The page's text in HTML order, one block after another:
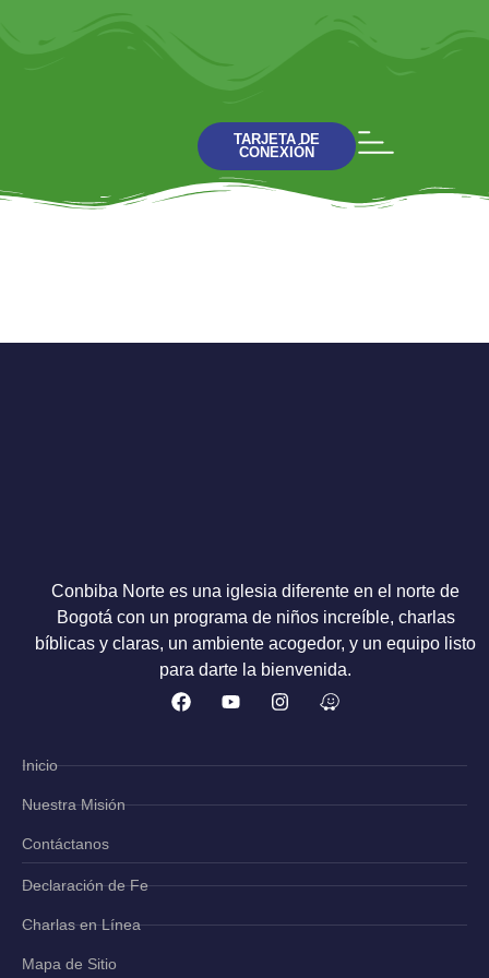
TARJETA DE
CONEXIÓN
Conbiba Norte es una iglesia diferente en el norte de
Bogotá con un programa de niños increíble, charlas
bíblicas y claras, un ambiente acogedor, y un equipo listo
para darte la bienvenida.
Inicio
Nuestra Misión
Contáctanos
Declaración de Fe
Charlas en Línea
Mapa de Sitio